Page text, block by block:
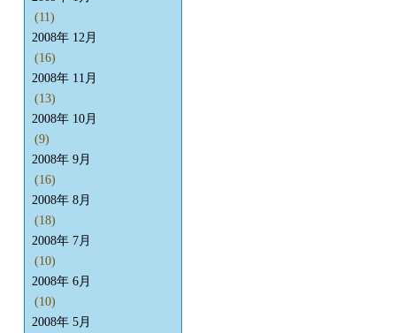
(11)
2008年 12月
(16)
2008年 11月
(13)
2008年 10月
(9)
2008年 9月
(16)
2008年 8月
(18)
2008年 7月
(10)
2008年 6月
(10)
2008年 5月